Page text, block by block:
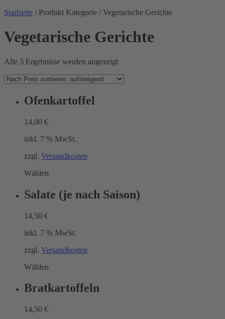
Startseite / Produkt Kategorie / Vegetarische Gerichte
Vegetarische Gerichte
Alle 3 Ergebnisse werden angezeigtNach
sortiert:
Ofenkartoffel
14,00 €
inkl. 7 % MwSt.
zzgl. Versandkosten
Wählen
Salate (je nach Saison)
14,50 €
inkl. 7 % MwSt.
zzgl. Versandkosten
Wählen
Bratkartoffeln
14,50 €